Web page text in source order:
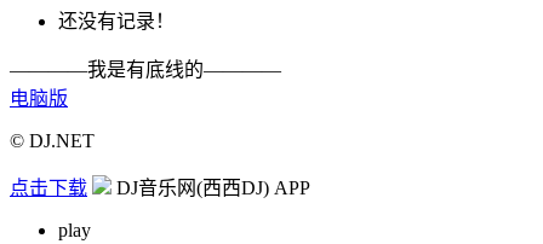
还没有记录！
————我是有底线的————
电脑版
© DJ.NET
点击下载 DJ音乐网(西西DJ) APP
play